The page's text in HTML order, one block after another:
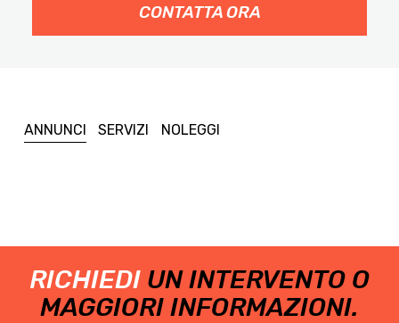
CONTATTA ORA
ANNUNCI SERVIZI NOLEGGI
RICHIEDIUN INTERVENTO O
MAGGIORI INFORMAZIONI.